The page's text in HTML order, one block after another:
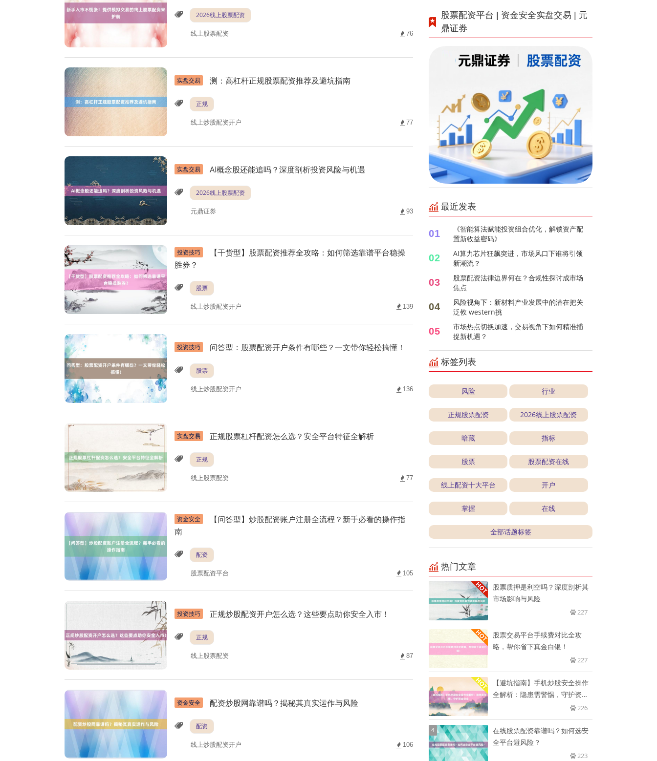
2026线上股票配资
线上股票配资 76
实盘交易 测：高杠杆正规股票配资推荐及避坑指南
正规
线上炒股配资开户 77
实盘交易 AI概念股还能追吗？深度剖析投资风险与机遇
2026线上股票配资
元鼎证券 93
投资技巧
【干货型】股票配资推荐全攻略：如何筛选靠谱平台稳操
胜券？
股票
线上炒股配资开户 139
投资技巧 问答型：股票配资开户条件有哪些？一文带你轻松搞懂！
股票
线上炒股配资开户 136
实盘交易 正规股票杠杆配资怎么选？安全平台特征全解析
正规
线上股票配资 77
资金安全
【问答型】炒股配资账户注册全流程？新手必看的操作指
南
配资
股票配资平台 105
投资技巧 正规炒股配资开户怎么选？这些要点助你安全入市！
正规
线上股票配资 87
资金安全 配资炒股网靠谱吗？揭秘其真实运作与风险
配资
线上炒股配资开户 106
股票配资平台 | 资金安全实盘交易 | 元
鼎证券
最近发表
01
《智能算法赋能投资组合优化，解锁资产配
置新收益密码》
02
AI算力芯片狂飙突进，市场风口下谁将引领
新潮流？
03
股票配资法律边界何在？合规性探讨成市场
焦点
04
风险视角下：新材料产业发展中的潜在把关
泛攸 western挑
05
市场热点切换加速，交易视角下如何精准捕
捉新机遇？
标签列表
风险 行业
正规股票配资 2026线上股票配资
暗藏 指标
股票 股票配资在线
线上配资十大平台 开户
掌握 在线
全部话题标签
热门文章
股票质押是利空吗？深度剖析其
市场影响与风险
227
股票交易平台手续费对比全攻
略，帮你省下真金白银！
227
【避坑指南】手机炒股安全操作
全解析：隐患需警惕，守护资金
226
4
在线股票配资靠谱吗？如何选安
全平台避风险？
223